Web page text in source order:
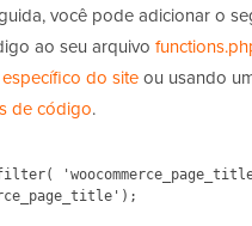
você pode adicionar o
ao seu arquivo
do siteou usando
de código.